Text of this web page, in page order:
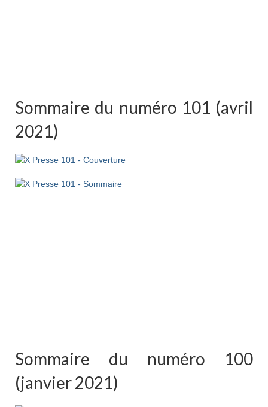
Sommaire du numéro 101 (avril
2021)
Sommaire du numéro 100
(janvier 2021)